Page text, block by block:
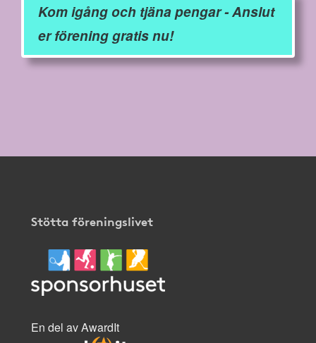
Kom igång och tjäna pengar - Anslut
er förening gratis nu!
Stötta föreningslivet
En del av AwardIt